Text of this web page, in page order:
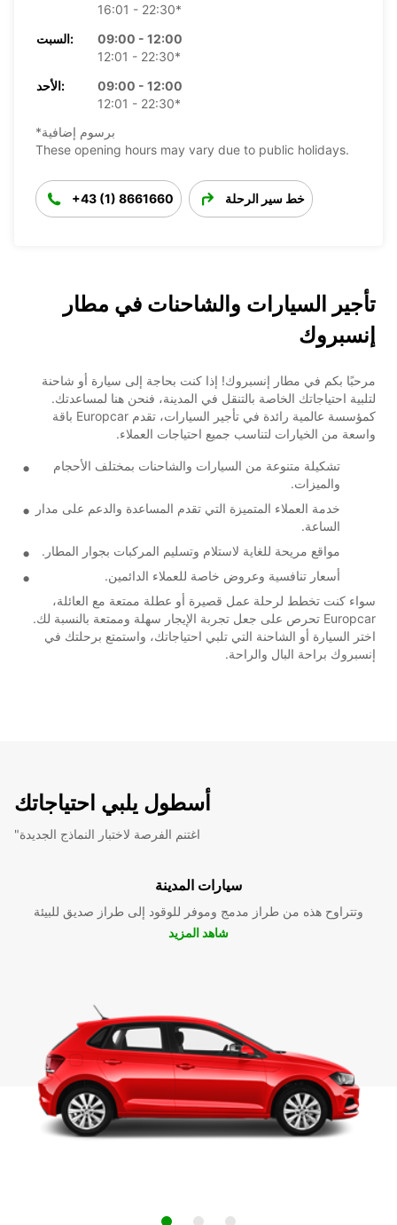
16:01 - 22:30*
السبت:
09:00 - 12:00
12:01 - 22:30*
الأحد:
09:00 - 12:00
12:01 - 22:30*
*برسوم إضافية
These opening hours may vary due to public holidays.
+43 (1) 8661660 خط سير الرحلة
تأجير السيارات والشاحنات في مطار
إنسبروك
مرحبًا بكم في مطار إنسبروك! إذا كنت بحاجة إلى سيارة أو شاحنة
لتلبية احتياجاتك الخاصة بالتنقل في المدينة، فنحن هنا لمساعدتك.
كمؤسسة عالمية رائدة في تأجير السيارات، تقدم Europcar باقة
واسعة من الخيارات لتناسب جميع احتياجات العملاء.
تشكيلة متنوعة من السيارات والشاحنات بمختلف الأحجام
والميزات.
خدمة العملاء المتميزة التي تقدم المساعدة والدعم على مدار
الساعة.
مواقع مريحة للغاية لاستلام وتسليم المركبات بجوار المطار.
أسعار تنافسية وعروض خاصة للعملاء الدائمين.
سواء كنت تخطط لرحلة عمل قصيرة أو عطلة ممتعة مع العائلة،
Europcar تحرص على جعل تجربة الإيجار سهلة وممتعة بالنسبة لك.
اختر السيارة أو الشاحنة التي تلبي احتياجاتك، واستمتع برحلتك في
إنسبروك براحة البال والراحة.
أسطول يلبي احتياجاتك
"اغتنم الفرصة لاختبار النماذج الجديدة
سيارات المدينة
وتتراوح هذه من طراز مدمج وموفر للوقود إلى طراز صديق للبيئة
شاهد المزيد